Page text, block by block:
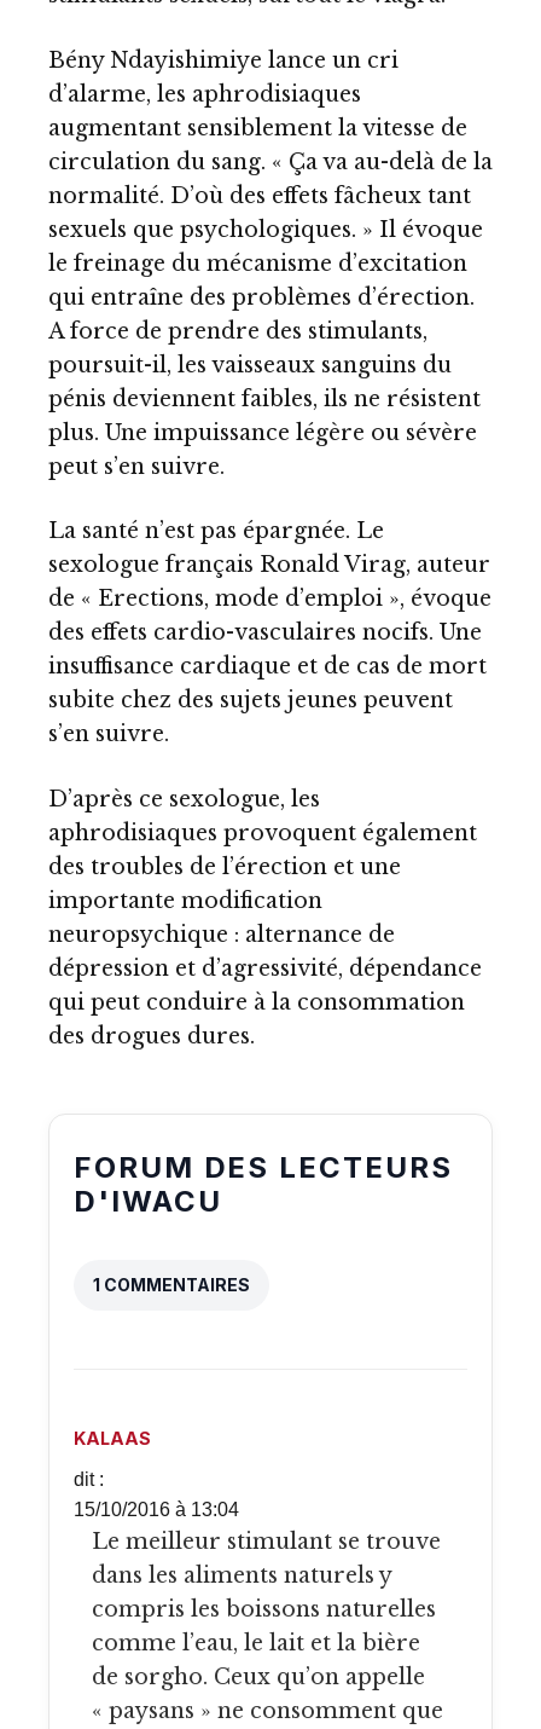
Bény Ndayishimiye lance un cri
d’alarme, les aphrodisiaques
augmentant sensiblement la vitesse de
circulation du sang. « Ça va au-delà de la
normalité. D’où des effets fâcheux tant
sexuels que psychologiques. » Il évoque
le freinage du mécanisme d’excitation
qui entraîne des problèmes d’érection.
A force de prendre des stimulants,
poursuit-il, les vaisseaux sanguins du
pénis deviennent faibles, ils ne résistent
plus. Une impuissance légère ou sévère
peut s’en suivre.
La santé n’est pas épargnée. Le
sexologue français Ronald Virag, auteur
de « Erections, mode d’emploi », évoque
des effets cardio-vasculaires nocifs. Une
insuffisance cardiaque et de cas de mort
subite chez des sujets jeunes peuvent
s’en suivre.
D’après ce sexologue, les
aphrodisiaques provoquent également
des troubles de l’érection et une
importante modification
neuropsychique : alternance de
dépression et d’agressivité, dépendance
qui peut conduire à la consommation
des drogues dures.
FORUM DES LECTEURS
D'IWACU
1 COMMENTAIRES
KALAAS
dit :
15/10/2016 à 13:04
Le meilleur stimulant se trouve
dans les aliments naturels y
compris les boissons naturelles
comme l’eau, le lait et la bière
de sorgho. Ceux qu’on appelle
« paysans » ne consomment que